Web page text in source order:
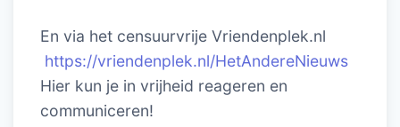
En via het censuurvrije Vriendenplek.nl
https://vriendenplek.nl/HetAndereNieuws
Hier kun je in vrijheid reageren en
communiceren!